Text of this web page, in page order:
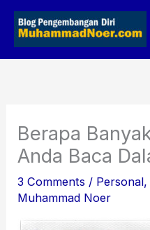
Skip
Berapa
Anda Baca
3 Comments / Personal,
Muhammad Noer